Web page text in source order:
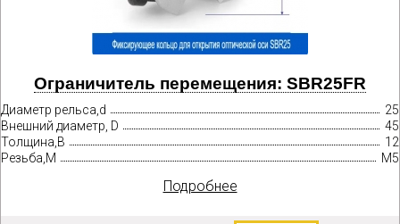
Ограничитель перемещения: SBR25FR
Диаметр рельса,d
25
Внешний диаметр, D
45
Толщина,B
12
Резьба,М
М5
Подробнее